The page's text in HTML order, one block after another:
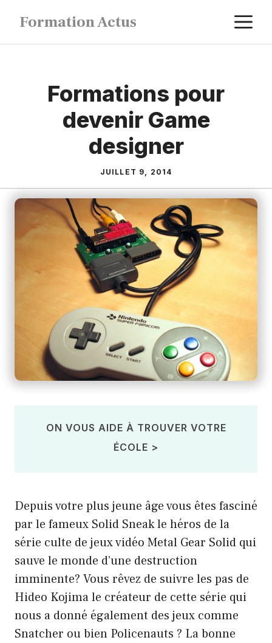
contenu
Formation Actus
Formations pour
devenir Game
designer
JUILLET 9, 2014
ON VOUS AIDE À TROUVER VOTRE
ÉCOLE >
Depuis votre plus jeune âge vous êtes fasciné
par le fameux Solid Sneak le héros de la
série culte de jeux vidéo Metal Gear Solid qui
sauve le monde d’une destruction
imminente? Vous rêvez de suivre les pas de
Hideo Kojima le créateur de cette série qui
nous a donné également des jeux comme
Snatcher ou bien Policenauts ? La bonne